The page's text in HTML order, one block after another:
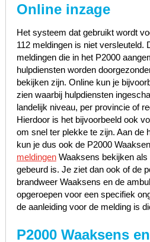
Online inzage
Het systeem dat gebruikt wordt
112 meldingen is niet versleuteld.
meldingen die in het P2000
hulpdiensten worden
bekijken zijn. Online kun je
zien waarbij hulpdiensten
landelijk niveau, per provincie of
Hierdoor is het bijvoorbeeld ook
om snel ter plekke te zijn. Aan de
kun je dus ook de P2000
meldingenWaaksens bekijken als
gebeurd is. Je ziet dan ook of de
brandweer Waaksens en de
opgeroepen voor een specifiek
de aanleiding voor de melding is
P2000 Waaksens